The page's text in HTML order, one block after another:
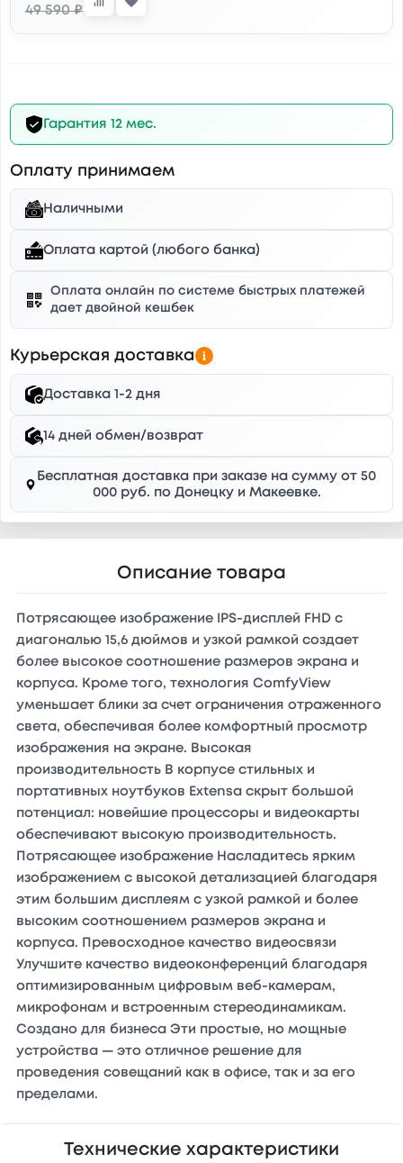
49 590 ₽
Гарантия 12 мес.
Оплату принимаем
Наличными
Оплата картой (любого банка)
Оплата онлайн по системе быстрых платежей
дает двойной кешбек
Курьерская доставка
Доставка 1-2 дня
14 дней обмен/возврат
Бесплатная доставка при заказе на сумму от 50
000 руб. по Донецку и Макеевке.
Описание товара
Потрясающее изображение IPS-дисплей FHD с
диагональю 15,6 дюймов и узкой рамкой создает
более высокое соотношение размеров экрана и
корпуса. Кроме того, технология ComfyView
уменьшает блики за счет ограничения отраженного
света, обеспечивая более комфортный просмотр
изображения на экране. Высокая
производительность В корпусе стильных и
портативных ноутбуков Extensa скрыт большой
потенциал: новейшие процессоры и видеокарты
обеспечивают высокую производительность.
Потрясающее изображение Насладитесь ярким
изображением с высокой детализацией благодаря
этим большим дисплеям с узкой рамкой и более
высоким соотношением размеров экрана и
корпуса. Превосходное качество видеосвязи
Улучшите качество видеоконференций благодаря
оптимизированным цифровым веб-камерам,
микрофонам и встроенным стереодинамикам.
Создано для бизнеса Эти простые, но мощные
устройства — это отличное решение для
проведения совещаний как в офисе, так и за его
пределами.
Технические характеристики